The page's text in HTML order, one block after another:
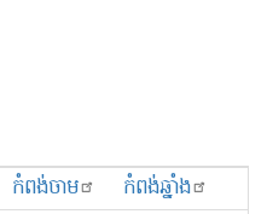
កំពង់ចាម
កំពង់ឆ្នាំង